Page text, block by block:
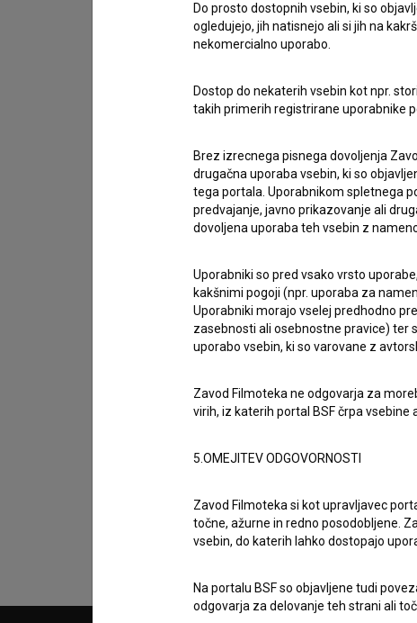
imam vprašanje
prijavljam napako
podatkov.
Do prosto dostopnih vsebin, ki so
ogledujejo, jih natisnejo ali si jih na
nekomercialno uporabo.
Dostop do nekaterih vsebin kot npr.
takih primerih registrirane uporabnike
Brez izrecnega pisnega dovoljenja
drugačna uporaba vsebin, ki so
tega portala. Uporabnikom spletnega
predvajanje, javno prikazovanje ali
dovoljena uporaba teh vsebin z
Uporabniki so pred vsako vrsto
kakšnimi pogoji (npr. uporaba za
Uporabniki morajo vselej predhodno
zasebnosti ali osebnostne pravice) ter
uporabo vsebin, ki so varovane z
Zavod Filmoteka ne odgovarja za
virih, iz katerih portal BSF črpa vsebine
5.OMEJITEV ODGOVORNOSTI
Zavod Filmoteka si kot upravljavec
točne, ažurne in redno posodobljene.
vsebin, do katerih lahko dostopajo
Na portalu BSF so objavljene tudi
odgovarja za delovanje teh strani ali